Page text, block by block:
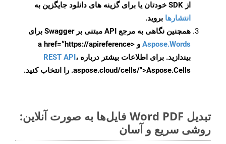
از SDK خودتان یا برای گزینه های دانلود جایگزین به
انتشارها بروید.
همچنین نگاهی به مرجع API مبتنی بر Swagger برای
Aspose.Words
و <a href=“https://apireference
بیندازید. برای اطلاعات بیشتر درباره REST API،
.aspose.cloud/cells/">Aspose.Cells را انتخاب کنید.
تبدیل Word PDF فایل‌ها به صورت آنلاین:
روشی سریع و آسان